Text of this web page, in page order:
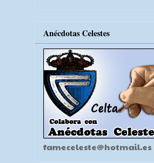
Anécdotas Celestes
fameceleste@hotmail.es